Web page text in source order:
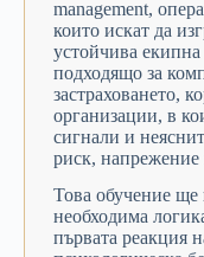
management,
които искат да
устойчива екипна
подходящо за
застраховането,
организации, в
сигнали и
риск, напрежение
Това обучение ще
необходима
първата реакция